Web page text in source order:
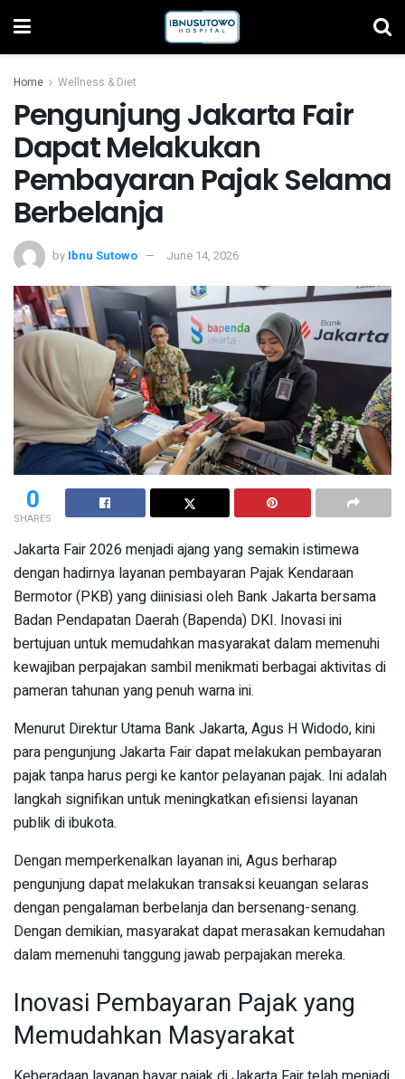
Home Wellness & Diet
Pengunjung Jakarta Fair
Dapat Melakukan
Pembayaran Pajak Selama
Berbelanja
by Ibnu Sutowo June 14, 2026
0
SHARES
Jakarta Fair 2026 menjadi ajang yang semakin istimewa
dengan hadirnya layanan pembayaran Pajak Kendaraan
Bermotor (PKB) yang diinisiasi oleh Bank Jakarta bersama
Badan Pendapatan Daerah (Bapenda) DKI. Inovasi ini
bertujuan untuk memudahkan masyarakat dalam memenuhi
kewajiban perpajakan sambil menikmati berbagai aktivitas di
pameran tahunan yang penuh warna ini.
Menurut Direktur Utama Bank Jakarta, Agus H Widodo, kini
para pengunjung Jakarta Fair dapat melakukan pembayaran
pajak tanpa harus pergi ke kantor pelayanan pajak. Ini adalah
langkah signifikan untuk meningkatkan efisiensi layanan
publik di ibukota.
Dengan memperkenalkan layanan ini, Agus berharap
pengunjung dapat melakukan transaksi keuangan selaras
dengan pengalaman berbelanja dan bersenang-senang.
Dengan demikian, masyarakat dapat merasakan kemudahan
dalam memenuhi tanggung jawab perpajakan mereka.
Inovasi Pembayaran Pajak yang
Memudahkan Masyarakat